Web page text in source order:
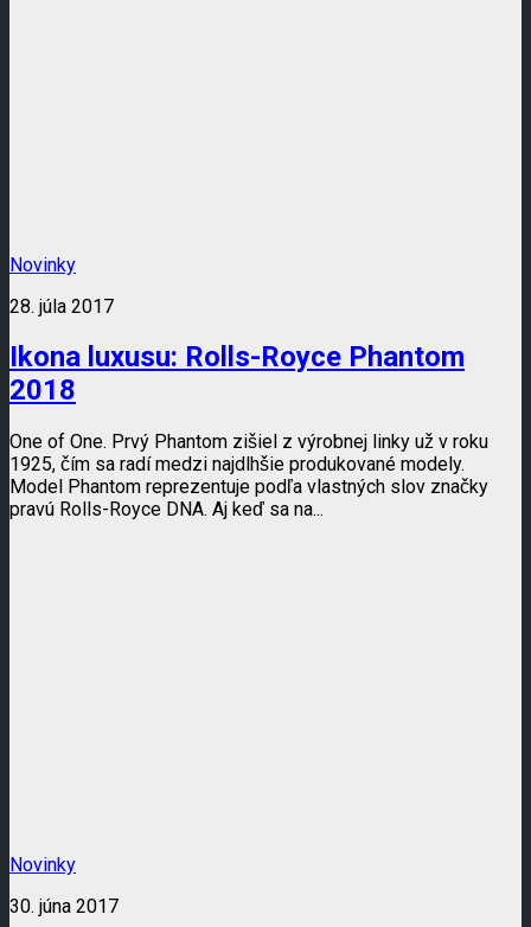
Novinky
28. júla 2017
Ikona luxusu: Rolls-Royce Phantom
2018
One of One. Prvý Phantom zišiel z výrobnej linky už v roku
1925, čím sa radí medzi najdlhšie produkované modely.
Model Phantom reprezentuje podľa vlastných slov značky
pravú Rolls-Royce DNA. Aj keď sa na...
Novinky
30. júna 2017